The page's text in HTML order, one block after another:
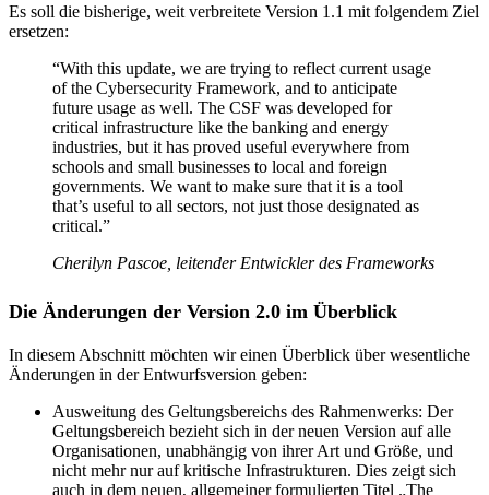
Es soll die bisherige, weit verbreitete Version 1.1 mit folgendem Ziel
ersetzen:
“With this update, we are trying to reflect current usage
of the Cybersecurity Framework, and to anticipate
future usage as well. The CSF was developed for
critical infrastructure like the banking and energy
industries, but it has proved useful everywhere from
schools and small businesses to local and foreign
governments. We want to make sure that it is a tool
that’s useful to all sectors, not just those designated as
critical.”
Cherilyn Pascoe, leitender Entwickler des Frameworks
Die Änderungen der Version 2.0 im Überblick
In diesem Abschnitt möchten wir einen Überblick über wesentliche
Änderungen in der Entwurfsversion geben:
Ausweitung des Geltungsbereichs des Rahmenwerks: Der
Geltungsbereich bezieht sich in der neuen Version auf alle
Organisationen, unabhängig von ihrer Art und Größe, und
nicht mehr nur auf kritische Infrastrukturen. Dies zeigt sich
auch in dem neuen, allgemeiner formulierten Titel „The